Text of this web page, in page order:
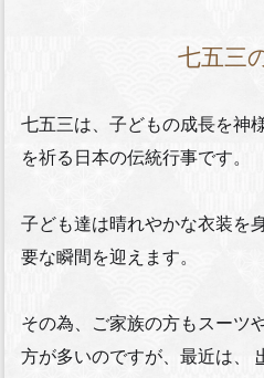
七五三
七五三は、子どもの成長を神
を祈る日本の伝統行事です。
子ども達は晴れやかな衣装を
要な瞬間を迎えます。
その為、ご家族の方もスーツ
方が多いのですが、最近は、